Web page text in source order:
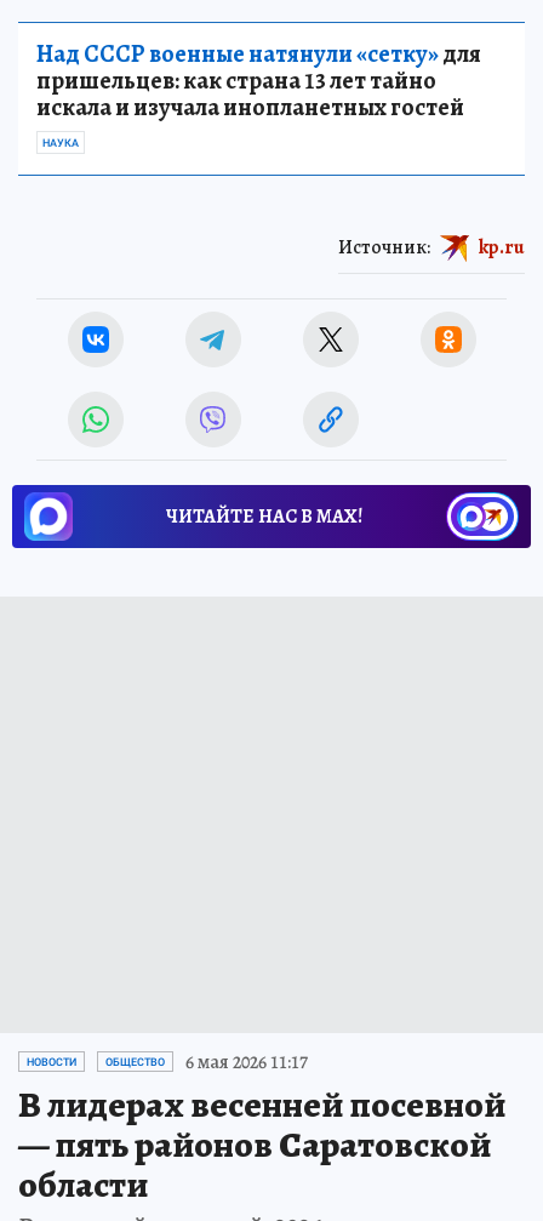
Над СССР военные натянули «сетку»для
пришельцев: как страна 13 лет тайно
искала и изучала инопланетных гостей
НАУКА
Источник: kp.ru
ЧИТАЙТЕ НАС В МАХ!
НОВОСТИ ОБЩЕСТВО 6 мая 2026 11:17
В лидерах весенней посевной
— пять районов Саратовской
области